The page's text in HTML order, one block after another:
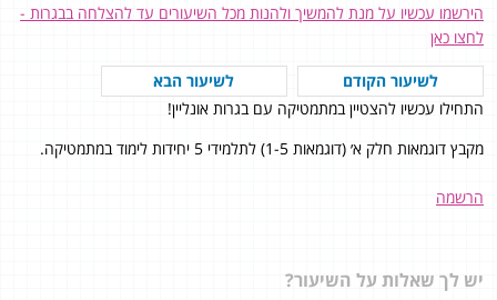
הירשמו עכשיו על מנת להמשיך ולהנות מכל השיעורים עד להצלחה בבגרות -
לחצו כאן
לשיעור הקודם
לשיעור הבא
התחילו עכשיו להצטיין במתמטיקה עם בגרות אונליין!
מקבץ דוגמאות חלק א׳ (דוגמאות 1-5) לתלמידי 5 יחידות לימוד במתמטיקה.
הרשמה
יש לך שאלות על השיעור?